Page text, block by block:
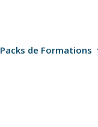
Packs de Formations